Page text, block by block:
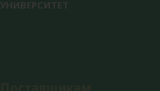
УНИВЕРСИТЕТ